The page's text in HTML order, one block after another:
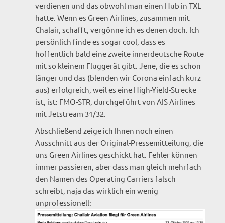
verdienen und das obwohl man einen Hub in TXL
hatte. Wenn es Green Airlines, zusammen mit
Chalair, schafft, vergönne ich es denen doch. Ich
persönlich finde es sogar cool, dass es
hoffentlich bald eine zweite innerdeutsche Route
mit so kleinem Fluggerät gibt. Jene, die es schon
länger und das (blenden wir Corona einfach kurz
aus) erfolgreich, weil es eine High-Yield-Strecke
ist, ist: FMO-STR, durchgeführt von AIS Airlines
mit Jetstream 31/32.
Abschließend zeige ich Ihnen noch einen
Ausschnitt aus der Original-Pressemitteilung, die
uns Green Airlines geschickt hat. Fehler können
immer passieren, aber dass man gleich mehrfach
den Namen des Operating Carriers falsch
schreibt, naja das wirklich ein wenig
unprofessionell: